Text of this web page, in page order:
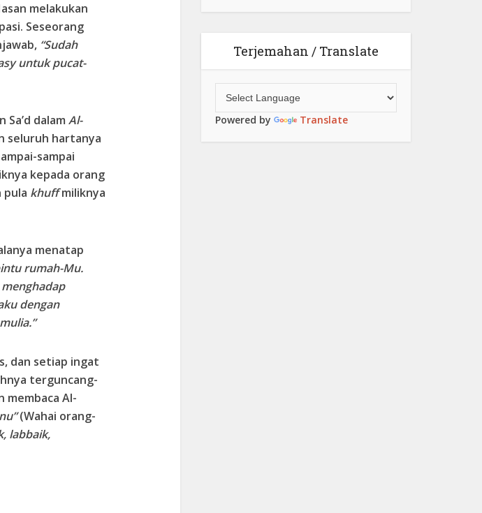
melakukan
Seseorang
“Sudah
untuk pucat-
Sa’d dalam Al-
seluruh hartanya
sampai
kepada orang
pula khuffmiliknya
menatap
rumah-Mu.
dengan
dan setiap ingat
terguncang-
membaca Al-
(Wahai orang-
labbaik,
Terjemahan / Translate
Powered by Translate